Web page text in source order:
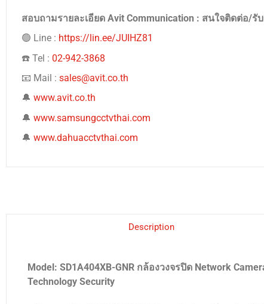
สอบถามรายละเอียด Avit Communication : สนใจติดต่อ/
🟢 Line : https://lin.ee/JUIHZ81
☎️ Tel : 02-942-3868
📧 Mail : sales@avit.co.th
🔔 www.avit.co.th
🔔 www.samsungcctvthai.com
🔔 www.dahuacctvthai.com
Description
Model: SD1A404XB-GNR กล้องวงจรปิด Network
Technology Security